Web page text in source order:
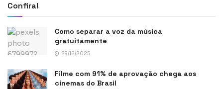
Confira!
Como separar a voz da música
gratuitamente
29/12/2025
Filme com 91% de aprovação chega aos
cinemas do Brasil